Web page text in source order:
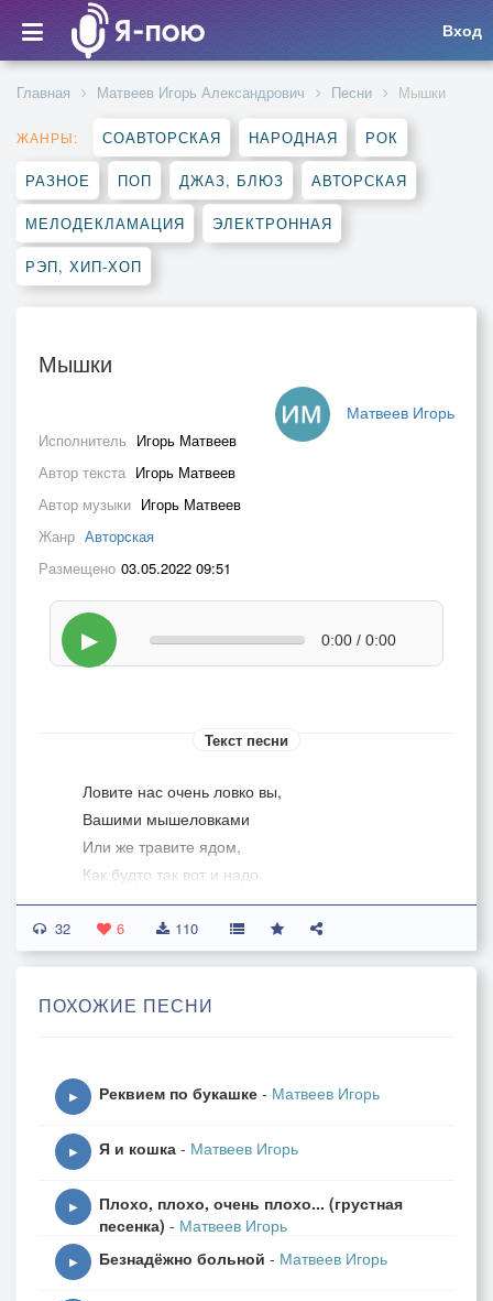
Вход
Главная Матвеев Игорь Александрович Песни Мышки
ЖАНРЫ: СОАВТОРСКАЯ НАРОДНАЯ РОК
РАЗНОЕ ПОП ДЖАЗ, БЛЮЗ АВТОРСКАЯ
МЕЛОДЕКЛАМАЦИЯ ЭЛЕКТРОННАЯ
РЭП, ХИП-ХОП
Мышки
Матвеев Игорь
Исполнитель Игорь Матвеев
Автор текста Игорь Матвеев
Автор музыки Игорь Матвеев
Жанр Авторская
Размещено 03.05.2022 09:51
▶ 0:00 / 0:00
Текст песни
Ловите нас очень ловко вы,
Вашими мышеловками
Или же травите ядом,
Как будто так вот и надо.
Кошки за нами охотятся,
Прятаться всем нам приходится,
И кто как может спасается,
Жалости вы к нам не знаете,
А ведь мы жить хотим тоже!
Серая, серая жизнь
У серых мышек бежит
32 6 110
ПОХОЖИЕ ПЕСНИ
▶ Реквием по букашке - Матвеев Игорь
▶ Я и кошка - Матвеев Игорь
▶
Плохо, плохо, очень плохо... (грустная
песенка) - Матвеев Игорь
▶ Безнадёжно больной - Матвеев Игорь